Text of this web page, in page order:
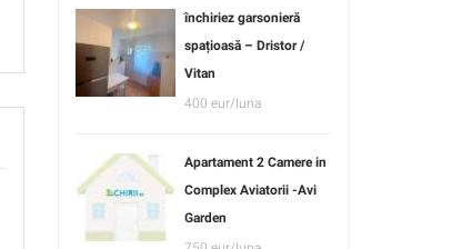
închiriez garsonieră
spațioasă – Dristor /
Vitan
400 eur/luna
Apartament 2 Camere in
Complex Aviatorii -Avi
Garden